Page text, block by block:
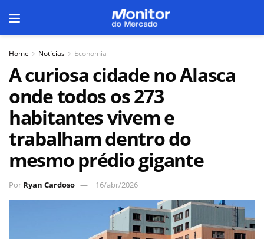
Home Notícias Economia
A curiosa cidade no Alasca
onde todos os 273
habitantes vivem e
trabalham dentro do
mesmo prédio gigante
Por Ryan Cardoso 16/abr/2026